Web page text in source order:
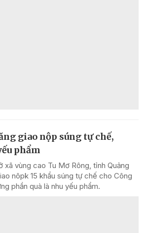
giao nộp súng tự chế,
phẩm
vùng cao Tu Mơ Rông, tỉnh Quảng
nôpk 15 khẩu súng tự chế cho Công
phần quà là nhu yếu phẩm.